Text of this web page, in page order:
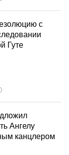
с
Гуте
Ангелу
канцлером